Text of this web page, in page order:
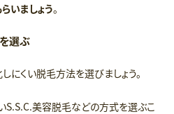
いましょう。
選ぶ
にくい脱毛方法を選びましょう。
S.S.C.美容脱毛などの方式を選ぶこ